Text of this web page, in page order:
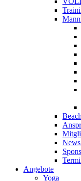
Angebote
Yoga